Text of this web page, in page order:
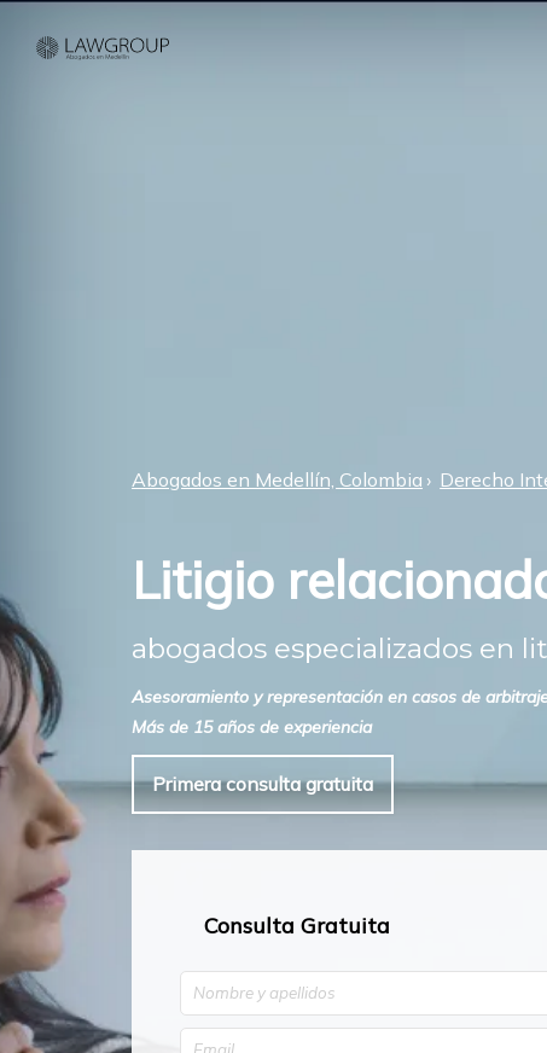
Abogados en Medellín, Colombia Derecho
Litigio
abogados especializados en
Asesoramiento y representación en casos de
Más de 15 años de experiencia
Primera consulta gratuita
Consulta Gratuita